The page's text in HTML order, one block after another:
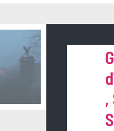
les articles de blog
,